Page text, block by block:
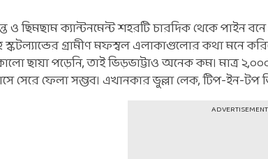
ও ছিমছাম ক্যান্টনমেন্ট শহরটি চারদিক থেকে পাইন
গ্রামীণ মফস্বল এলাকাগুলোর কথা মনে
ছায়া পড়েনি, তাই ভিড়ভাট্টাও অনেক কম। মাত্র
সেরে ফেলা সম্ভব। এখানকার ভুল্লা লেক, টিপ-ইন-
ADVERTISEMENT